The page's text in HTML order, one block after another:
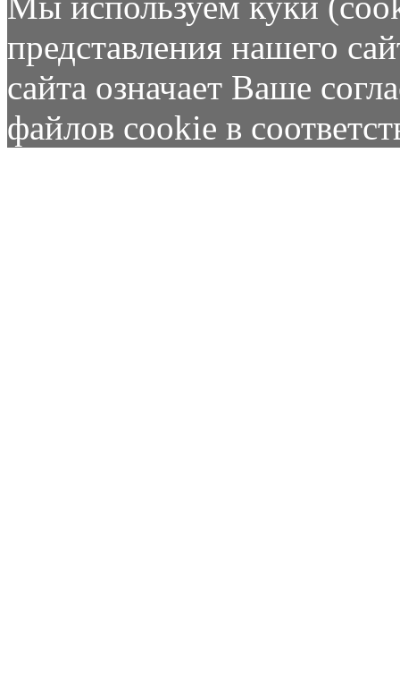
представления нашего
сайта означает Ваше
файлов cookie в